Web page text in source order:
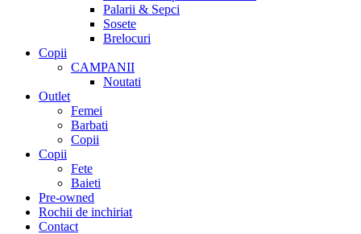
Palarii & Sepci
Sosete
Brelocuri
Copii
CAMPANII
Noutati
Outlet
Femei
Barbati
Copii
Copii
Fete
Baieti
Pre-owned
Rochii de inchiriat
Contact